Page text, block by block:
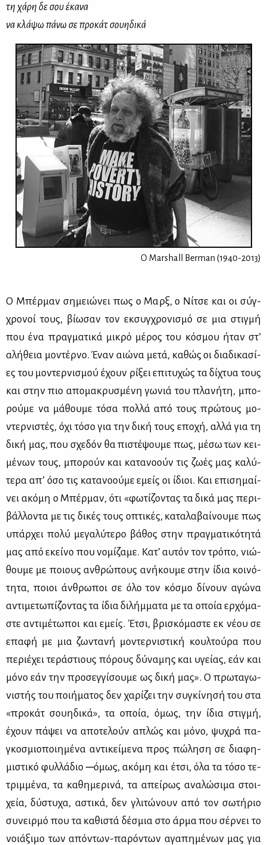
τη χάρη δε σου έκανα
να κλάψω πάνω σε προκάτ σουηδικά
Ο Marshall Berman (1940-2013)
Ο Μπέρ­μαν ση­μειώ­νει πως ο Μαρξ, ο Νί­τσε και οι σύγ­
χρο­νοί τους, βί­ω­σαν τον εκ­συγ­χρο­νι­σμό σε μια στιγ­μή
που ένα πραγ­μα­τι­κά μι­κρό μέ­ρος του κό­σμου ήταν στ’
αλή­θεια μο­ντέρ­νο. Έναν αιώ­να με­τά, κα­θώς οι δια­δι­κα­σί­
ες του μο­ντερ­νι­σμού έχουν ρί­ξει επι­τυ­χώς τα δί­χτυα τους
και στην πιο απο­μα­κρυ­σμέ­νη γω­νιά του πλα­νή­τη, μπο­
ρού­με να μά­θου­με τό­σα πολ­λά από τους πρώ­τους μο­
ντερ­νι­στές, όχι τό­σο για την δι­κή τους επο­χή, αλ­λά για τη
δι­κή μας, που σχε­δόν θα πι­στέ­ψου­με πως, μέ­σω των κει­
μέ­νων τους, μπο­ρούν και κα­τα­νο­ούν τις ζω­ές μας κα­λύ­
τε­ρα απ’ όσο τις κα­τα­νο­ού­με εμείς οι ίδιοι. Και επι­ση­μαί­
νει ακό­μη ο Μπέρ­μαν, ότι «φω­τί­ζο­ντας τα δι­κά μας πε­ρι­
βάλ­λο­ντα με τις δι­κές τους οπτι­κές, κα­τα­λα­βαί­νου­με πως
υπάρ­χει πο­λύ με­γα­λύ­τε­ρο βά­θος στην πραγ­μα­τι­κό­τη­τά
μας από εκεί­νο που νο­μί­ζα­με. Κα­τ’ αυ­τόν τον τρό­πο, νιώ­
θου­με με ποιους αν­θρώ­πους ανή­κου­με στην ίδια κοι­νό­
τη­τα, ποιοι άν­θρω­ποι σε όλο τον κό­σμο δί­νουν αγώ­να
αντι­με­τω­πί­ζο­ντας τα ίδια δι­λήμ­μα­τα με τα οποία ερ­χό­μα­
στε αντι­μέ­τω­ποι και εμείς. Έτσι, βρι­σκό­μα­στε εκ νέ­ου σε
επα­φή με μια ζω­ντα­νή μο­ντερ­νι­στι­κή κουλ­τού­ρα που
πε­ριέ­χει τε­ρά­στιους πό­ρους δύ­να­μης και υγεί­ας, εάν και
μό­νο εάν την προ­σεγ­γί­σου­με ως δι­κή μας». Ο πρω­τα­γω­
νι­στής του ποι­ή­μα­τος δεν χα­ρί­ζει την συ­γκί­νη­σή του στα
«προ­κάτ σου­η­δι­κά», τα οποία, όμως, την ίδια στιγ­μή,
έχουν πά­ψει να απο­τε­λούν απλώς και μό­νο, ψυ­χρά πα­
γκο­σμιο­ποι­η­μέ­να αντι­κεί­με­να προς πώ­λη­ση σε δια­φη­
μι­στι­κό φυλ­λά­διο ─όμως, ακό­μη και έτσι, όλα τα τό­σο τε­
τριμ­μέ­να, τα κα­θη­με­ρι­νά, τα απεί­ρως ανα­λώ­σι­μα στοι­
χεία, δύ­στυ­χα, αστι­κά, δεν γλι­τώ­νουν από τον σω­τή­ριο
συ­νειρ­μό που τα κα­θι­στά δέ­σμια στο άρ­μα που σέρ­νει το
νοιά­ξι­μο των από­ντων-πα­ρό­ντων αγα­πη­μέ­νων μας για